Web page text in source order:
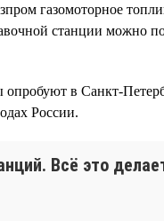
газомоторное
станции можно
в Санкт-
России.
Всё это